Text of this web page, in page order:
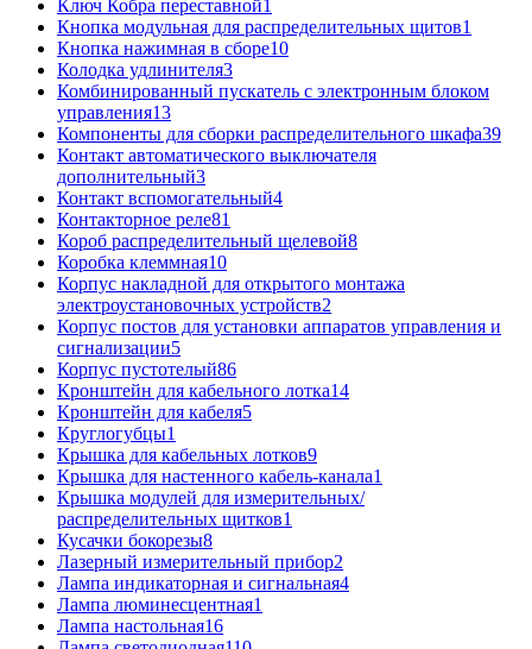
Ключ Кобра переставной1
Кнопка модульная для распределительных щитов1
Кнопка нажимная в сборе10
Колодка удлинителя3
Комбинированный пускатель с электронным блоком
управления13
Компоненты для сборки распределительного шкафа39
Контакт автоматического выключателя
дополнительный3
Контакт вспомогательный4
Контакторное реле81
Короб распределительный щелевой8
Коробка клеммная10
Корпус накладной для открытого монтажа
электроустановочных устройств2
Корпус постов для установки аппаратов управления и
сигнализации5
Корпус пустотелый86
Кронштейн для кабельного лотка14
Кронштейн для кабеля5
Круглогубцы1
Крышка для кабельных лотков9
Крышка для настенного кабель-канала1
Крышка модулей для измерительных/
распределительных щитков1
Кусачки бокорезы8
Лазерный измерительный прибор2
Лампа индикаторная и сигнальная4
Лампа люминесцентная1
Лампа настольная16